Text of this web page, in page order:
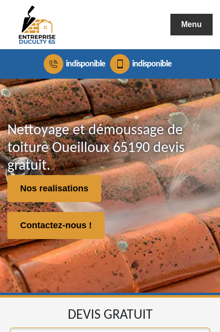
Menu
indisponible indisponible
Nettoyage et démoussage de
toiture Oueilloux 65190 devis
gratuit.
Nos realisations
Contactez-nous !
DEVIS GRATUIT